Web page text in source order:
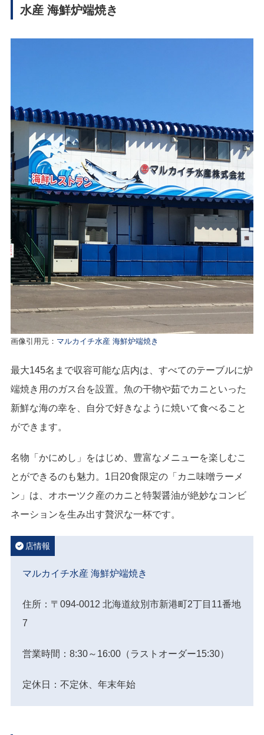
水産 海鮮炉端焼き
画像引用元： マルカイチ水産 海鮮炉端焼き
最大145名まで収容可能な店内は、すべてのテーブルに炉
端焼き用のガス台を設置。魚の干物や茹でカニといった
新鮮な海の幸を、自分で好きなように焼いて食べること
ができます。
名物「かにめし」をはじめ、豊富なメニューを楽しむこ
とができるのも魅力。1日20食限定の「カニ味噌ラーメ
ン」は、オホーツク産のカニと特製醤油が絶妙なコンビ
ネーションを生み出す贅沢な一杯です。
店情報
マルカイチ水産 海鮮炉端焼き
住所：〒094-0012 北海道紋別市新港町2丁目11番地
7
営業時間：8:30～16:00（ラストオーダー15:30）
定休日：不定休、年末年始